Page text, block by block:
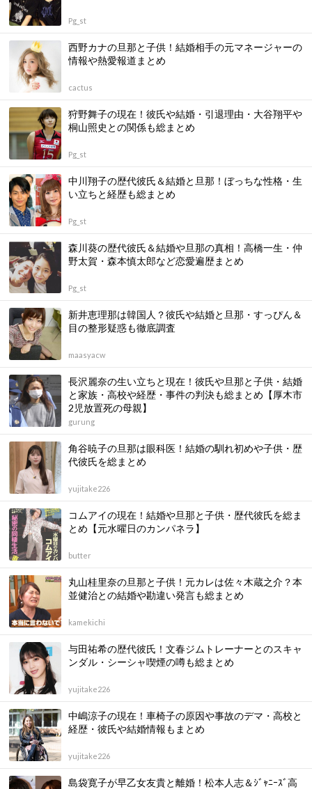
Pg_st
西野カナの旦那と子供！結婚相手の元マネージャーの
情報や熱愛報道まとめ
cactus
狩野舞子の現在！彼氏や結婚・引退理由・大谷翔平や
桐山照史との関係も総まとめ
Pg_st
中川翔子の歴代彼氏＆結婚と旦那！ぼっちな性格・生
い立ちと経歴も総まとめ
Pg_st
森川葵の歴代彼氏＆結婚や旦那の真相！高橋一生・仲
野太賀・森本慎太郎など恋愛遍歴まとめ
Pg_st
新井恵理那は韓国人？彼氏や結婚と旦那・すっぴん＆
目の整形疑惑も徹底調査
maasyacw
長沢麗奈の生い立ちと現在！彼氏や旦那と子供・結婚
と家族・高校や経歴・事件の判決も総まとめ【厚木市
2児放置死の母親】
gurung
角谷暁子の旦那は眼科医！結婚の馴れ初めや子供・歴
代彼氏を総まとめ
yujitake226
コムアイの現在！結婚や旦那と子供・歴代彼氏を総ま
とめ【元水曜日のカンパネラ】
butter
丸山桂里奈の旦那と子供！元カレは佐々木蔵之介？本
並健治との結婚や勘違い発言も総まとめ
kamekichi
与田祐希の歴代彼氏！文春ジムトレーナーとのスキャ
ンダル・シーシャ喫煙の噂も総まとめ
yujitake226
中嶋涼子の現在！車椅子の原因や事故のデマ・高校と
経歴・彼氏や結婚情報もまとめ
yujitake226
島袋寛子が早乙女友貴と離婚！松本人志＆ｼﾞｬﾆｰｽﾞ高